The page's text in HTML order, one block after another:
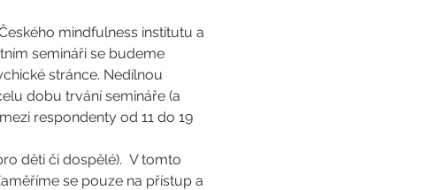
mindfulness institutu a
semináři se budeme
stránce. Nedílnou
dobu trvání semináře (a
respondenty od 11 do 19
děti či dospělé).  V tomto
se pouze na přístup a